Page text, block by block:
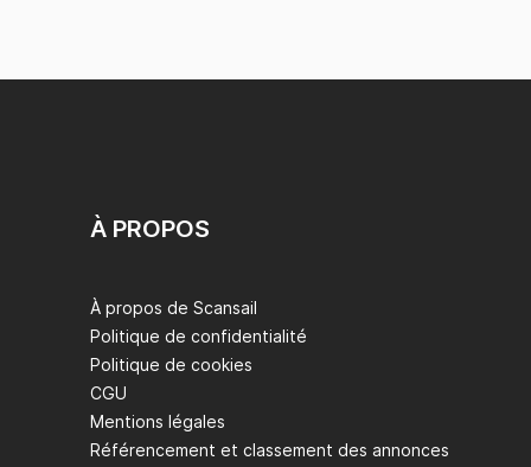
À PROPOS
À propos de Scansail
Politique de confidentialité
Politique de cookies
CGU
Mentions légales
Référencement et classement des annonces